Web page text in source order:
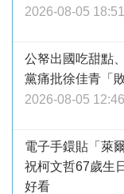
2026-08-05 18:51
公帑出國吃甜點
黨痛批徐佳青「
2026-08-05 12:46
電子手鐶貼「萊
祝柯文哲67歲生
好看